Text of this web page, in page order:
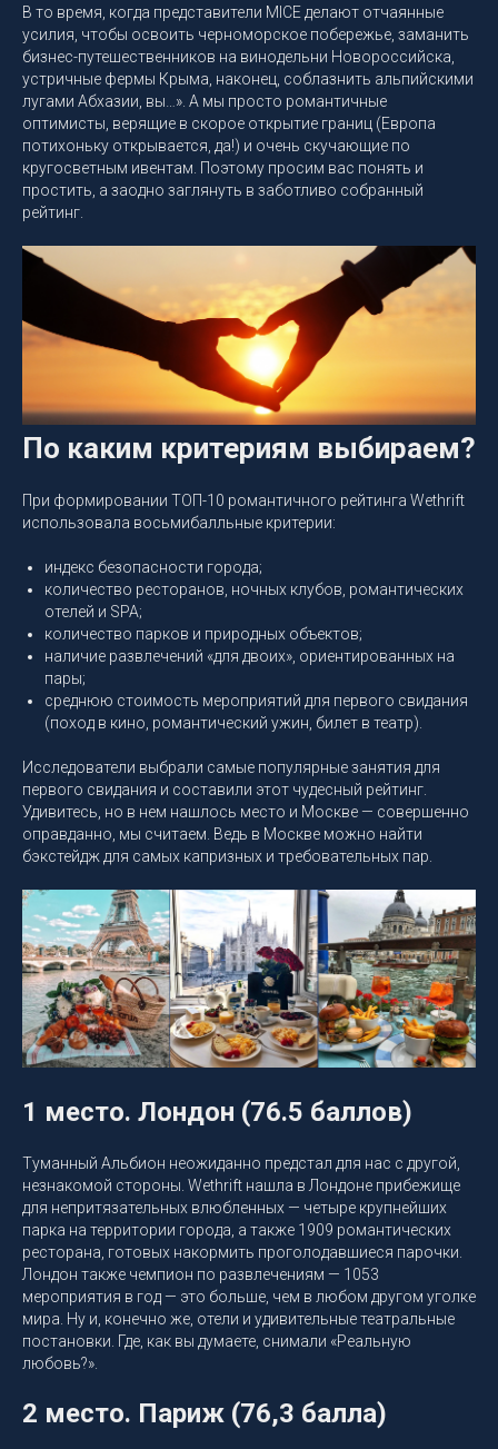
В то время, когда представители MICE делают отчаянные
усилия, чтобы освоить черноморское побережье, заманить
бизнес-путешественников на винодельни Новороссийска,
устричные фермы Крыма, наконец, соблазнить альпийскими
лугами Абхазии, вы…». А мы просто романтичные
оптимисты, верящие в скорое открытие границ (Европа
потихоньку открывается, да!) и очень скучающие по
кругосветным ивентам. Поэтому просим вас понять и
простить, а заодно заглянуть в заботливо собранный
рейтинг.
По каким критериям выбираем?
При формировании ТОП-10 романтичного рейтинга Wethrift
использовала восьмибалльные критерии:
индекс безопасности города;
количество ресторанов, ночных клубов, романтических
отелей и SPA;
количество парков и природных объектов;
наличие развлечений «для двоих», ориентированных на
пары;
среднюю стоимость мероприятий для первого свидания
(поход в кино, романтический ужин, билет в театр).
Исследователи выбрали самые популярные занятия для
первого свидания и составили этот чудесный рейтинг.
Удивитесь, но в нем нашлось место и Москве — совершенно
оправданно, мы считаем. Ведь в Москве можно найти
бэкстейдж для самых капризных и требовательных пар.
1 место. Лондон (76.5 баллов)
Туманный Альбион неожиданно предстал для нас с другой,
незнакомой стороны. Wethrift нашла в Лондоне прибежище
для непритязательных влюбленных — четыре крупнейших
парка на территории города, а также 1909 романтических
ресторана, готовых накормить проголодавшиеся парочки.
Лондон также чемпион по развлечениям — 1053
мероприятия в год — это больше, чем в любом другом уголке
мира. Ну и, конечно же, отели и удивительные театральные
постановки. Где, как вы думаете, снимали «Реальную
любовь?».
2 место. Париж (76,3 балла)